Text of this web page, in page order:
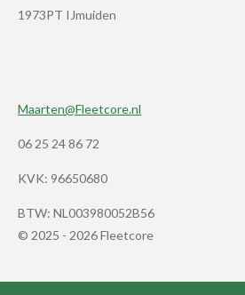
1973PT IJmuiden
Maarten@Fleetcore.nl
06 25 24 86 72
KVK: 96650680
BTW: NL003980052B56
© 2025 - 2026 Fleetcore